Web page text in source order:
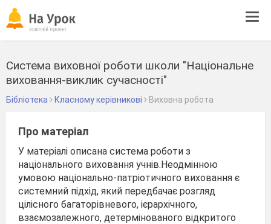
Система виховної роботи школи "Національне
виховання-виклик сучасності"
Бібліотека Класному керівникові Виховна робота
Про матеріал
У матеріалі описана система роботи з
національного виховання учнів.Неодмінною
умовою національно-патріотичного виховання є
системний підхід, який передбачає розгляд
цілісного багаторівневого, ієрархічного,
взаємозалежного, детермінованого відкритого